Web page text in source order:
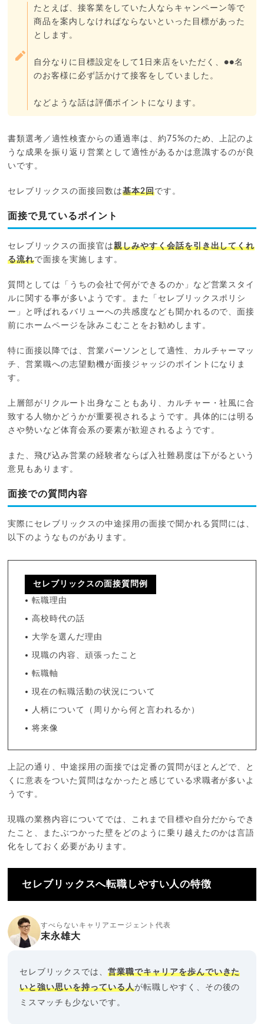
たとえば、接客業をしていた人ならキャンペーン等で
商品を案内しなければならないといった目標があった
とします。
自分なりに目標設定をして1日来店をいただく、●●名
のお客様に必ず話かけて接客をしていました。
などような話は評価ポイントになります。
書類選考／適性検査からの通過率は、約75%のため、上記のよ
うな成果を振り返り営業として適性があるかは意識するのが良
いです。
セレブリックスの面接回数は基本2回です。
面接で見ているポイント
セレブリックスの面接官は親しみやすく会話を引き出してくれ
る流れで面接を実施します。
質問としては「うちの会社で何ができるのか」など営業スタイ
ルに関する事が多いようです。また「セレブリックスポリシ
ー」と呼ばれるバリューへの共感度なども聞かれるので、面接
前にホームページを詠みこむことをお勧めします。
特に面接以降では、営業パーソンとして適性、カルチャーマッ
チ、営業職への志望動機が面接ジャッジのポイントになりま
す。
上層部がリクルート出身なこともあり、カルチャー・社風に合
致する人物かどうかが重要視されるようです。具体的には明る
さや勢いなど体育会系の要素が歓迎されるようです。
また、飛び込み営業の経験者ならば入社難易度は下がるという
意見もあります。
面接での質問内容
実際にセレブリックスの中途採用の面接で聞かれる質問には、
以下のようなものがあります。
セレブリックスの面接質問例
転職理由
高校時代の話
大学を選んだ理由
現職の内容、頑張ったこと
転職軸
現在の転職活動の状況について
人柄について（周りから何と言われるか）
将来像
上記の通り、中途採用の面接では定番の質問がほとんどで、と
くに意表をついた質問はなかったと感じている求職者が多いよ
うです。
現職の業務内容についてでは、これまで目標や自分だからでき
たこと、またぶつかった壁をどのように乗り越えたのかは言語
化をしておく必要があります。
セレブリックスへ転職しやすい人の特徴
すべらないキャリアエージェント代表
末永雄大
セレブリックスでは、営業職でキャリアを歩んでいきた
いと強い思いを持っている人が転職しやすく、その後の
ミスマッチも少ないです。